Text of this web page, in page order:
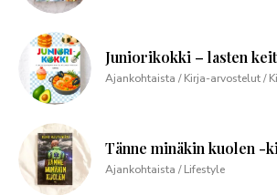
Juniorikokki – lasten
Ajankohtaista / Kirja-arvostelut /
Tänne minäkin kuolen -
Ajankohtaista / Lifestyle